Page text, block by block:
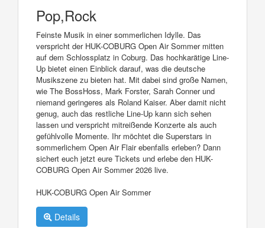
Pop,Rock
Feinste Musik in einer sommerlichen Idylle. Das
verspricht der HUK-COBURG Open Air Sommer mitten
auf dem Schlossplatz in Coburg. Das hochkarätige Line-
Up bietet einen Einblick darauf, was die deutsche
Musikszene zu bieten hat. Mit dabei sind große Namen,
wie The BossHoss, Mark Forster, Sarah Conner und
niemand geringeres als Roland Kaiser. Aber damit nicht
genug, auch das restliche Line-Up kann sich sehen
lassen und verspricht mitreißende Konzerte als auch
gefühlvolle Momente. Ihr möchtet die Superstars in
sommerlichem Open Air Flair ebenfalls erleben? Dann
sichert euch jetzt eure Tickets und erlebe den HUK-
COBURG Open Air Sommer 2026 live.
HUK-COBURG Open Air Sommer
Details